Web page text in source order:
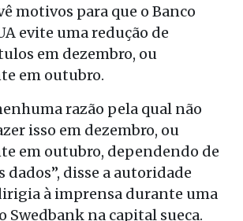
motivos para que o Banco
evite uma redução de
em dezembro, ou
em outubro.
razão pela qual não
isso em dezembro, ou
em outubro, dependendo de
dados”, disse a autoridade
à imprensa durante uma
Swedbank na capital sueca.